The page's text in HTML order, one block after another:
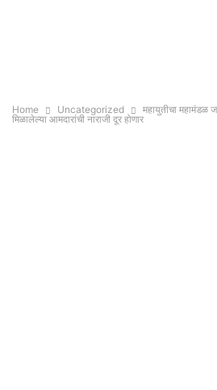
Home Uncategorized
महायुतीचा महामंडळ
मिळालेल्या आमदारांची नाराजी दूर होणार